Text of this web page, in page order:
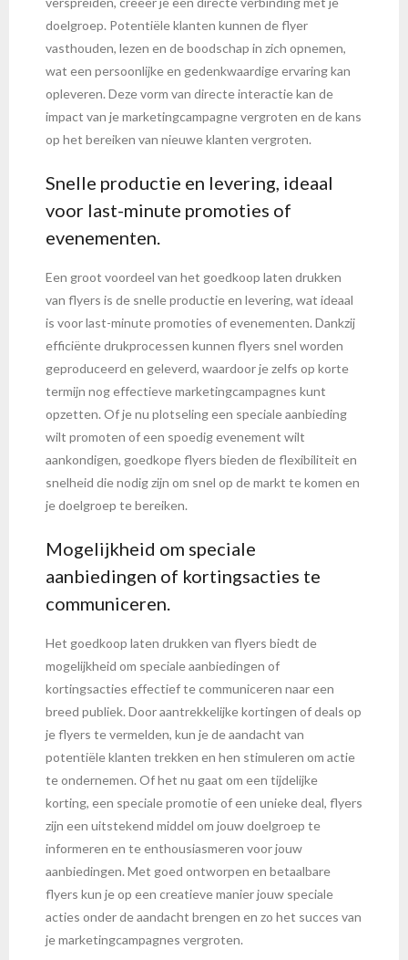
doelgroep. Potentiële klanten kunnen de flyer
vasthouden, lezen en de boodschap in zich opnemen,
wat een persoonlijke en gedenkwaardige ervaring kan
opleveren. Deze vorm van directe interactie kan de
impact van je marketingcampagne vergroten en de kans
op het bereiken van nieuwe klanten vergroten.
Snelle productie en levering, ideaal
voor last-minute promoties of
evenementen.
Een groot voordeel van het goedkoop laten drukken
van flyers is de snelle productie en levering, wat ideaal
is voor last-minute promoties of evenementen. Dankzij
efficiënte drukprocessen kunnen flyers snel worden
geproduceerd en geleverd, waardoor je zelfs op korte
termijn nog effectieve marketingcampagnes kunt
opzetten. Of je nu plotseling een speciale aanbieding
wilt promoten of een spoedig evenement wilt
aankondigen, goedkope flyers bieden de flexibiliteit en
snelheid die nodig zijn om snel op de markt te komen en
je doelgroep te bereiken.
Mogelijkheid om speciale
aanbiedingen of kortingsacties te
communiceren.
Het goedkoop laten drukken van flyers biedt de
mogelijkheid om speciale aanbiedingen of
kortingsacties effectief te communiceren naar een
breed publiek. Door aantrekkelijke kortingen of deals op
je flyers te vermelden, kun je de aandacht van
potentiële klanten trekken en hen stimuleren om actie
te ondernemen. Of het nu gaat om een tijdelijke
korting, een speciale promotie of een unieke deal, flyers
zijn een uitstekend middel om jouw doelgroep te
informeren en te enthousiasmeren voor jouw
aanbiedingen. Met goed ontworpen en betaalbare
flyers kun je op een creatieve manier jouw speciale
acties onder de aandacht brengen en zo het succes van
je marketingcampagnes vergroten.